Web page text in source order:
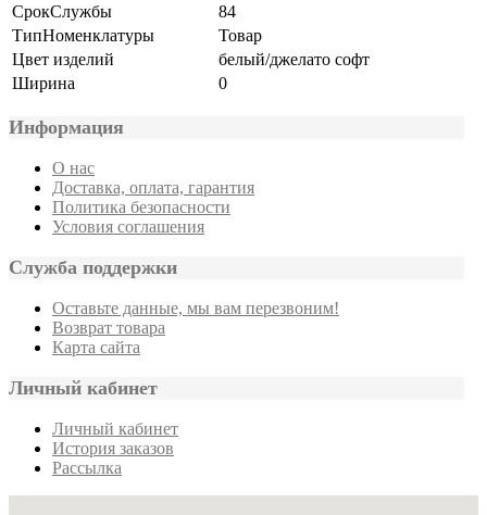
СрокСлужбы
84
ТипНоменклатуры
Товар
Цвет изделий
белый/джелато софт
Ширина
0
Информация
О нас
Доставка, оплата, гарантия
Политика безопасности
Условия соглашения
Служба поддержки
Оставьте данные, мы вам перезвоним!
Возврат товара
Карта сайта
Личный кабинет
Личный кабинет
История заказов
Рассылка